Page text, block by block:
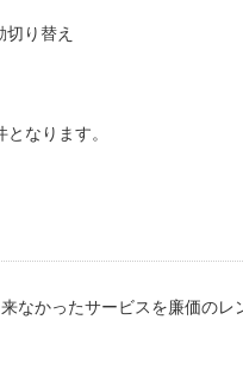
り替え
なります。
なかったサービスを廉価の